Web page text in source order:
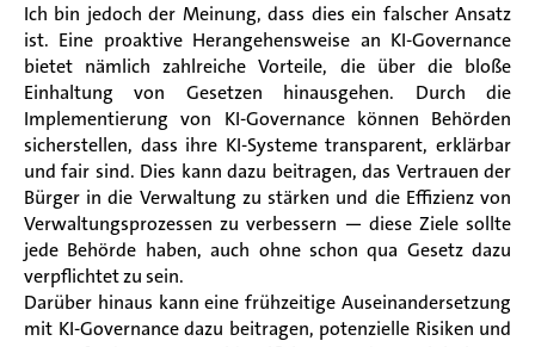
Ich bin jedoch der Meinung, dass dies ein falscher Ansatz
ist. Eine proaktive Herangehensweise an KI-Governance
bietet nämlich zahlreiche Vorteile, die über die bloße
Einhaltung von Gesetzen hinausgehen. Durch die
Implementierung von KI-Governance können Behörden
sicherstellen, dass ihre KI-Systeme transparent, erklärbar
und fair sind. Dies kann dazu beitragen, das Vertrauen der
Bürger in die Verwaltung zu stärken und die Effizienz von
Verwaltungsprozessen zu verbessern — diese Ziele sollte
jede Behörde haben, auch ohne schon qua Gesetz dazu
verpflichtet zu sein.
Darüber hinaus kann eine frühzeitige Auseinandersetzung
mit KI-Governance dazu beitragen, potenzielle Risiken und